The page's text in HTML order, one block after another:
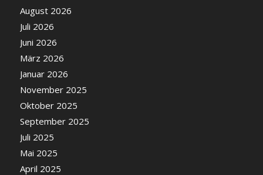
August 2026
Juli 2026
Juni 2026
März 2026
Januar 2026
November 2025
Oktober 2025
September 2025
Juli 2025
Mai 2025
April 2025